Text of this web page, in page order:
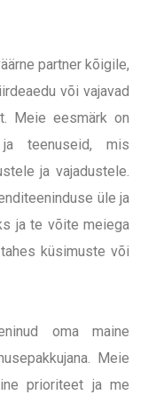
partner kõigile,
või vajavad
Meie eesmärk on
teenuseid, mis
ja vajadustele.
üle ja
ja te võite meiega
küsimuste või
oma maine
Meie
prioriteet ja me